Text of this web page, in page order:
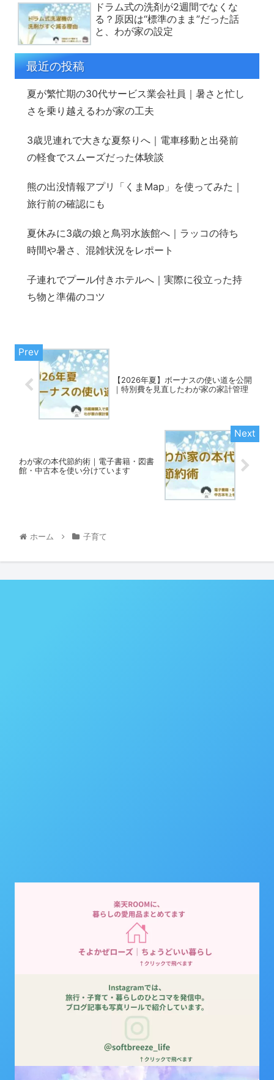
ドラム式の洗剤が2週間でなくな
る？原因は“標準のまま”だった話
と、わが家の設定
最近の投稿
夏が繁忙期の30代サービス業会社員｜暑さと忙し
さを乗り越えるわが家の工夫
3歳児連れで大きな夏祭りへ｜電車移動と出発前
の軽食でスムーズだった体験談
熊の出没情報アプリ「くまMap」を使ってみた｜
旅行前の確認にも
夏休みに3歳の娘と鳥羽水族館へ｜ラッコの待ち
時間や暑さ、混雑状況をレポート
子連れでプール付きホテルへ｜実際に役立った持
ち物と準備のコツ
【2026年夏】ボーナスの使い道を公開
｜特別費を見直したわが家の家計管理
わが家の本代節約術｜電子書籍・図書
館・中古本を使い分けています
ホーム 子育て